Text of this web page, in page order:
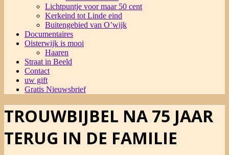
Lichtpuntje voor maar 50 cent
Kerkeind tot Linde eind
Buitengebied van O’wijk
Documentaires
Oisterwijk is mooi
Haaren
Straat in Beeld
Contact
uw gift
Gratis Nieuwsbrief
TROUWBIJBEL NA 75 JAAR
TERUG IN DE FAMILIE